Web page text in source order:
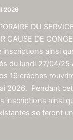
2026
DU
CAUSE DE
inscriptions ainsi
du lundi 27/04/25
19 crèches
2026. Pendant
inscriptions ainsi
se feront